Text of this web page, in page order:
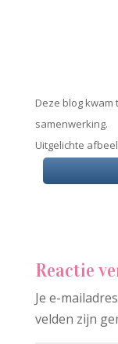
Deze blog
samenwerking.
Uitgelichte
Reactie
Je e-
velden zijn